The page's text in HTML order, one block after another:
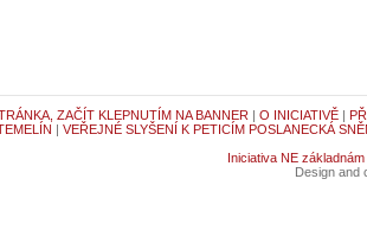
ZAČÍT KLEPNUTÍM NA BANNER | O INICIATIVĚ|
| VEŘEJNÉ SLYŠENÍ K PETICÍM POSLANECKÁ
Iniciativa NE základnám
Design and